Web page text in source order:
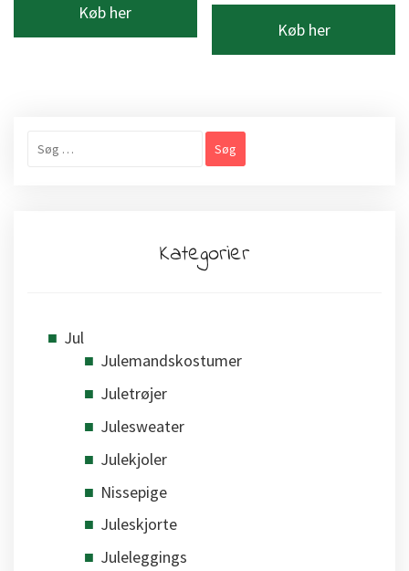
Køb her
Køb her
efter:
Kategorier
Jul
Julemandskostumer
Juletrøjer
Julesweater
Julekjoler
Nissepige
Juleskjorte
Juleleggings